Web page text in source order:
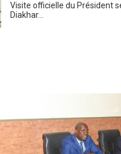
Visite officielle du Président
Diakhar…